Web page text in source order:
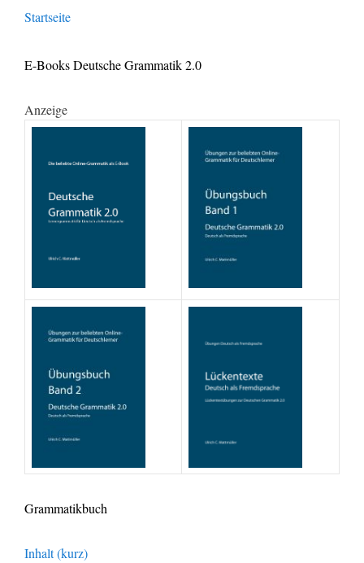
Startseite
E-Books Deutsche Grammatik 2.0
Anzeige
Grammatikbuch
Inhalt (kurz)